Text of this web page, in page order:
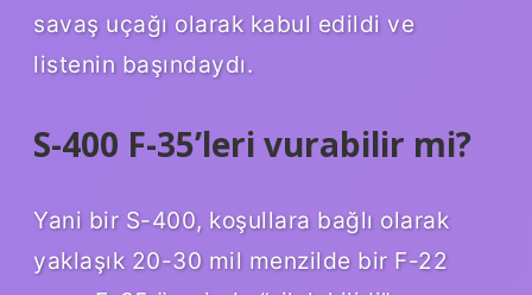
savaş uçağı olarak kabul edildi ve
listenin başındaydı.
S-400 F-35’leri vurabilir mi?
Yani bir S-400, koşullara bağlı olarak
yaklaşık 20-30 mil menzilde bir F-22